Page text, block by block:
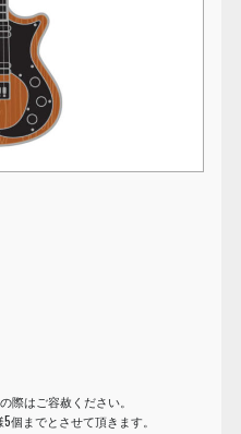
際はご容赦ください。
個までとさせて頂きます。